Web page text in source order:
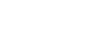
için hazırladığı 15 maddelik